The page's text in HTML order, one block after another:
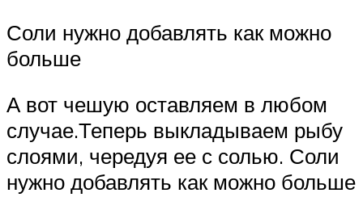
Соли нужно добавлять как можно
больше
А вот чешую оставляем в любом
случае.Теперь выкладываем рыбу
слоями, чередуя ее с солью. Соли
нужно добавлять как можно больше